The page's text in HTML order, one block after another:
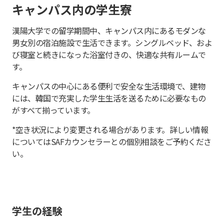
キャンパス内の学生寮
漢陽大学での留学期間中、キャンパス内にあるモダンな
男女別の宿泊施設で生活できます。シングルベッド、およ
び寝室と続きになった浴室付きの、快適な共有ルームで
す。
キャンパスの中心にある便利で安全な生活環境で、建物
には、韓国で充実した学生生活を送るために必要なもの
がすべて揃っています。
*空き状況により変更される場合があります。詳しい情報
についてはSAFカウンセラーとの個別相談をご予約くださ
い。
学生の経験